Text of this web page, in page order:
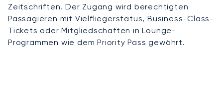
Zeitschriften. Der Zugang wird berechtigten
Passagieren mit Vielfliegerstatus, Business-Class-
Tickets oder Mitgliedschaften in Lounge-
Programmen wie dem Priority Pass gewährt.